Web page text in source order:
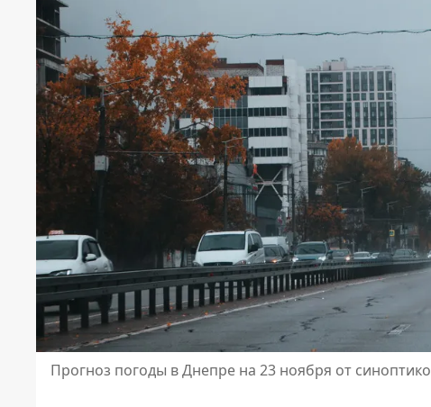
Прогноз погоды в Днепре на 23 ноября от